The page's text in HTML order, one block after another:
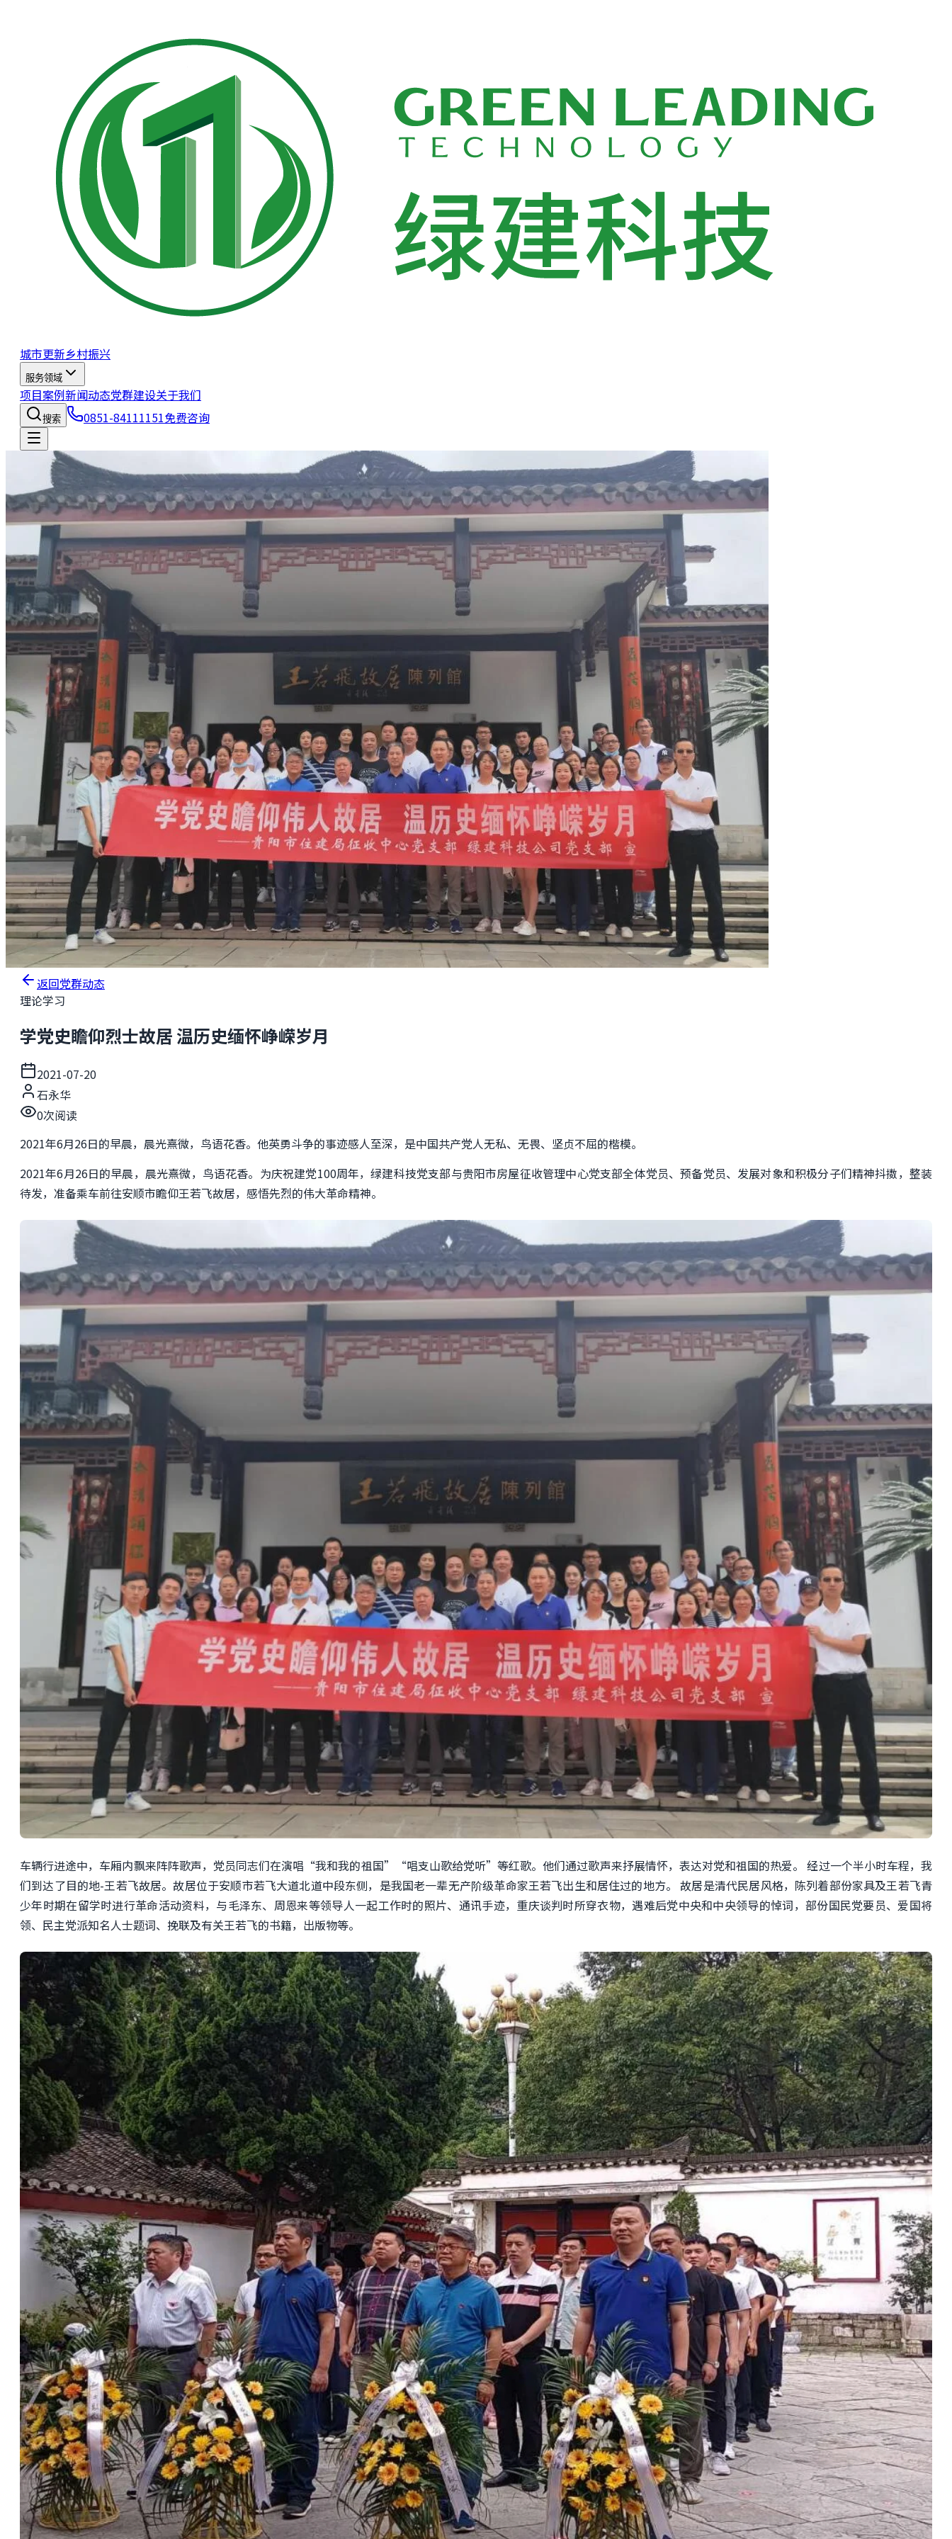
城市更新乡村振兴
服务领域
项目案例新闻动态党群建设关于我们
搜索 0851-84111151免费咨询
返回党群动态
理论学习
学党史瞻仰烈士故居 温历史缅怀峥嵘岁月
2021-07-20
石永华
0次阅读
2021年6月26日的早晨，晨光熹微，鸟语花香。他英勇斗争的事迹感人至深，是中国共产党人无私、无畏、坚贞不屈的楷模。
2021年6月26日的早晨，晨光熹微，鸟语花香。为庆祝建党100周年，绿建科技党支部与贵阳市房屋征收管理中心党支部全体党员、预备党员、发展对象和积极分子们精神抖擞，整装
待发，准备乘车前往安顺市瞻仰王若飞故居，感悟先烈的伟大革命精神。
车辆行进途中，车厢内飘来阵阵歌声，党员同志们在演唱“我和我的祖国”“唱支山歌给党听”等红歌。他们通过歌声来抒展情怀，表达对党和祖国的热爱。 经过一个半小时车程，我
们到达了目的地-王若飞故居。故居位于安顺市若飞大道北道中段东侧，是我国老一辈无产阶级革命家王若飞出生和居住过的地方。 故居是清代民居风格，陈列着部份家具及王若飞青
少年时期在留学时进行革命活动资料，与毛泽东、周恩来等领导人一起工作时的照片、通讯手迹，重庆谈判时所穿衣物，遇难后党中央和中央领导的悼词，部份国民党要员、爱国将
领、民主党派知名人士题词、挽联及有关王若飞的书籍，出版物等。